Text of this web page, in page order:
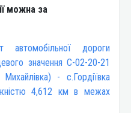
можна за
автомобільної дороги
значення С-02-20-21
Михайлівка) - c.Гордіївка
4,612 км в межах